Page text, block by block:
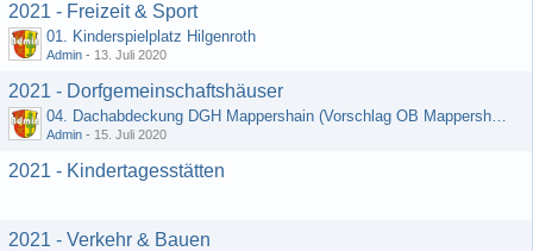
2021 - Freizeit & Sport
01. Kinderspielplatz Hilgenroth
Admin - 13. Juli 2020
2021 - Dorfgemeinschaftshäuser
04. Dachabdeckung DGH Mappershain (Vorschlag OB Mappershain vom 01.07.2020)
Admin - 15. Juli 2020
2021 - Kindertagesstätten
2021 - Verkehr & Bauen